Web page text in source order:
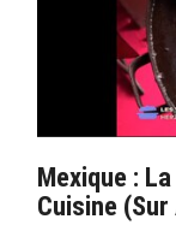
Mexique :
Cuisine